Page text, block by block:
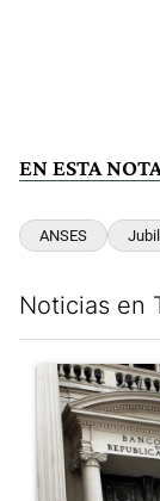
EN ESTA
ANSES
Noticias en
Un artículo de